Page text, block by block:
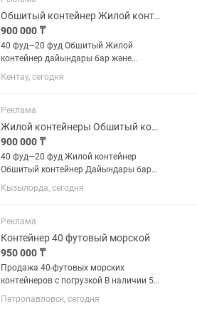
Обшитый контейнер Жилой контейнер Жилые контейнер Утепление контейнер
900 000 ₸
40 фуд—20 фуд Обшитый Жилой
контейнер дайындары бар және
тапсырыспен жасаймыз Прарапски
Жилой Сталовый Душевой Туалет
Кентау, сегодня
Реклама
Жилой контейнеры Обшитый контейнер Жилые контейнеры Утепленные контейнер
900 000 ₸
40 фуд—20 фуд Жилой контейнер
Обшитый контейнер Дайындары бар
және тапсырыспен жасаймыз Офисный
Жилой Сталовый Душевой Туалет
Кызылорда, сегодня
Реклама
Контейнер 40 футовый морской
950 000 ₸
Продажа 40-футовых морских
контейнеров с погрузкой В наличии 50
штук в хорошем состоянии на выбор
растаможенные Работаем ИП
Петропавловск, сегодня